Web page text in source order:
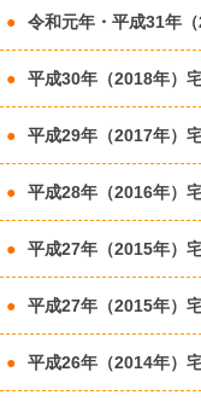
令和元年・平成31年
平成30年（2018年）
平成29年（2017年）
平成28年（2016年）
平成27年（2015年）
平成27年（2015年）
平成26年（2014年）